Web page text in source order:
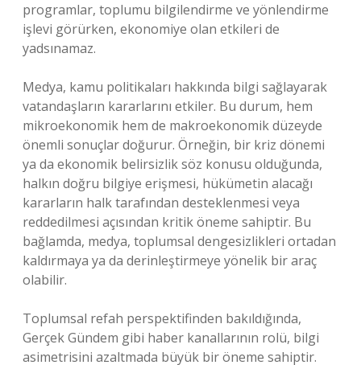
programlar, toplumu bilgilendirme ve yönlendirme
işlevi görürken, ekonomiye olan etkileri de
yadsınamaz.
Medya, kamu politikaları hakkında bilgi sağlayarak
vatandaşların kararlarını etkiler. Bu durum, hem
mikroekonomik hem de makroekonomik düzeyde
önemli sonuçlar doğurur. Örneğin, bir kriz dönemi
ya da ekonomik belirsizlik söz konusu olduğunda,
halkın doğru bilgiye erişmesi, hükümetin alacağı
kararların halk tarafından desteklenmesi veya
reddedilmesi açısından kritik öneme sahiptir. Bu
bağlamda, medya, toplumsal dengesizlikleri ortadan
kaldırmaya ya da derinleştirmeye yönelik bir araç
olabilir.
Toplumsal refah perspektifinden bakıldığında,
Gerçek Gündem gibi haber kanallarının rolü, bilgi
asimetrisini azaltmada büyük bir öneme sahiptir.